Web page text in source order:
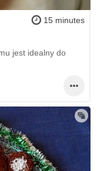
15 minutes
jest idealny do